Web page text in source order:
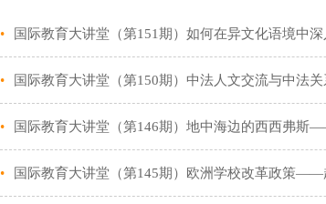
• 国际教育大讲堂（第151期）如何在异文化语境中
• 国际教育大讲堂（第150期）中法人文交流与中法关
• 国际教育大讲堂（第146期）地中海边的西西弗斯
• 国际教育大讲堂（第145期）欧洲学校改革政策——